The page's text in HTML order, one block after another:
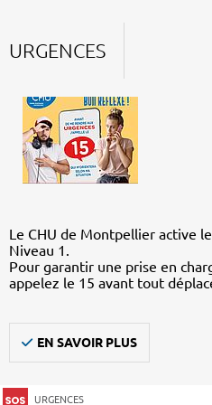
URGENCES
Le CHU de Montpellier active
Niveau 1.
Pour garantir une prise en
appelez le 15 avant tout
EN SAVOIR PLUS
URGENCES